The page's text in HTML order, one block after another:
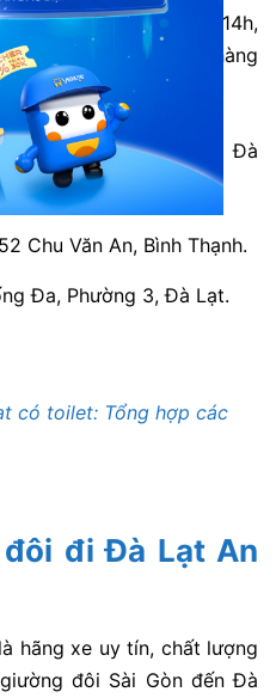
11h, 12h, 13h, 13h15, 14h,
23h và 23h05 hàng
của xe giường đôi đi Đà
Chu Văn An, Bình Thạnh.
Đa, Phường 3, Đà Lạt.
có toilet: Tổng hợp các
đi Đà Lạt An
hãng xe uy tín, chất lượng
đôi Sài Gòn đến Đà